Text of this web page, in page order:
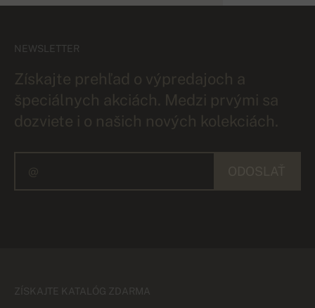
NEWSLETTER
Získajte prehľad o výpredajoch a
špeciálnych akciách. Medzi prvými sa
dozviete i o našich nových kolekciách.
ZÍSKAJTE KATALÓG ZDARMA